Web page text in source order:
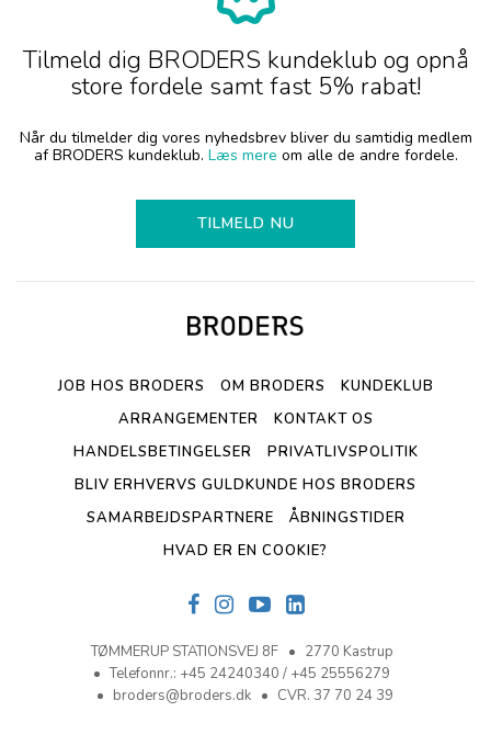
Tilmeld dig BRODERS kundeklub og opnå
store fordele samt fast 5% rabat!
Når du tilmelder dig vores nyhedsbrev bliver du samtidig medlem
af BRODERS kundeklub. Læs mere om alle de andre fordele.
TILMELD NU
JOB HOS BRODERS OM BRODERS
KUNDEKLUB
ARRANGEMENTER
KONTAKT OS
HANDELSBETINGELSER
PRIVATLIVSPOLITIK
BLIV ERHVERVS GULDKUNDE HOS BRODERS
SAMARBEJDSPARTNERE
ÅBNINGSTIDER
HVAD ER EN COOKIE?
TØMMERUP STATIONSVEJ 8F
2770 Kastrup
Telefonnr.: +45 24240340 / +45 25556279
broders@broders.dk
CVR. 37 70 24 39